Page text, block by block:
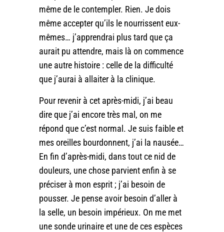
même de le contempler. Rien. Je dois
même accepter qu’ils le nourrissent eux-
mêmes… j’apprendrai plus tard que ça
aurait pu attendre, mais là on commence
une autre histoire : celle de la difficulté
que j’aurai à allaiter à la clinique.
Pour revenir à cet après-midi, j’ai beau
dire que j’ai encore très mal, on me
répond que c’est normal. Je suis faible et
mes oreilles bourdonnent, j’ai la nausée…
En fin d’après-midi, dans tout ce nid de
douleurs, une chose parvient enfin à se
préciser à mon esprit ; j’ai besoin de
pousser. Je pense avoir besoin d’aller à
la selle, un besoin impérieux. On me met
une sonde urinaire et une de ces espèces